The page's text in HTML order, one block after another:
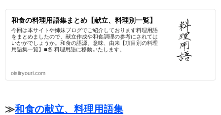
和食の料理用語集まとめ【献立、料理別一覧】
今回は本サイトや姉妹ブログでご紹介しております料理用語
をまとめましたので、献立作成や和食調理の参考にされては
いかがでしょうか。和食の語源、意味、由来【項目別の料理
用語集一覧】■各 料理用語に移動いたします。
oisiiryouri.com
≫和食の献立、料理用語集